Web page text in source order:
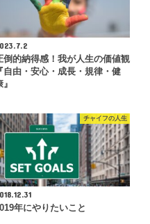
倒的納得感！我が人生の価値観
自由・安心・成長・規律・健
チャイフの人生
年にやりたいこと